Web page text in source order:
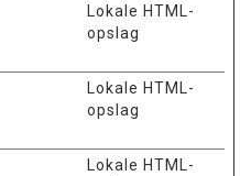
Lokale HTML-
opslag
Lokale HTML-
opslag
Lokale HTML-